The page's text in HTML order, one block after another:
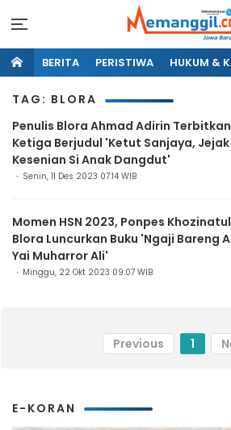
BERITA PERISTIWA HUKUM &
TAG: BLORA
Penulis Blora Ahmad Adirin
Ketiga Berjudul 'Ketut Sanjaya, Jejak
Kesenian Si Anak Dangdut'
Senin, 11 Des 2023 07:14 WIB
Momen HSN 2023, Ponpes
Blora Luncurkan Buku 'Ngaji Bareng
Yai Muharror Ali'
Minggu, 22 Okt 2023 09:07 WIB
Previous 1
E-KORAN